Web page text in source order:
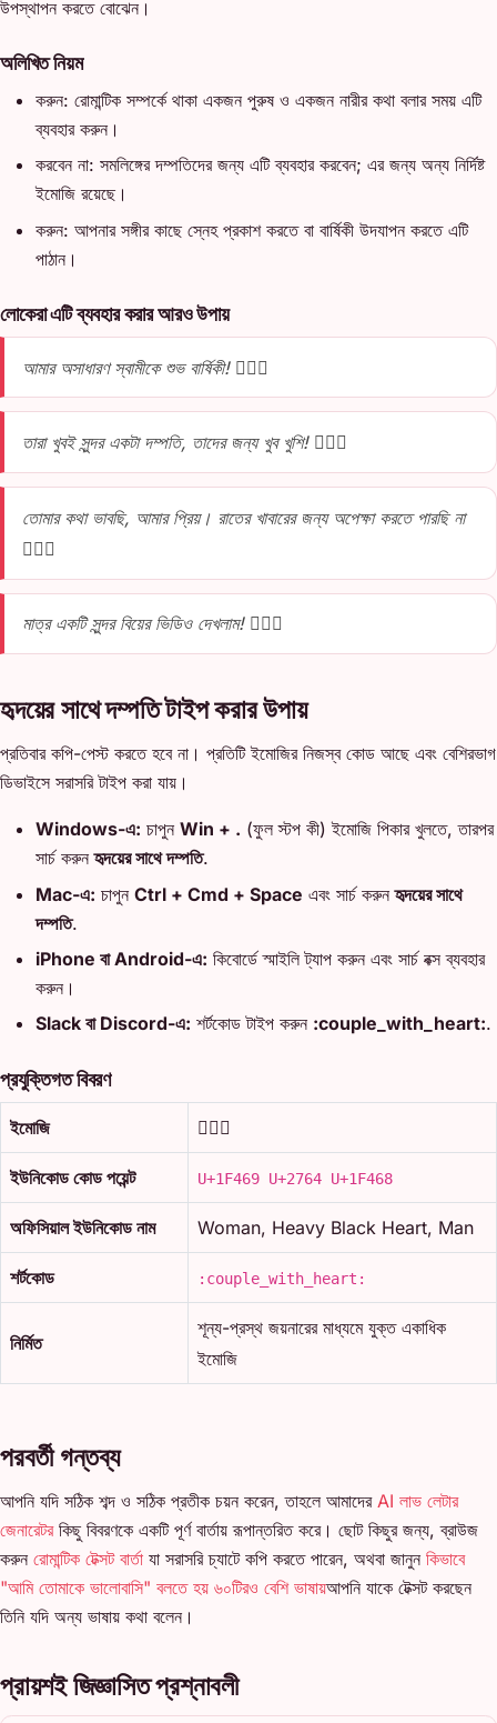
উপস্থাপন করতে বোঝেন।
অলিখিত নিয়ম
করুন: রোমান্টিক সম্পর্কে থাকা একজন পুরুষ ও একজন নারীর কথা বলার সময় এটি
ব্যবহার করুন।
করবেন না: সমলিঙ্গের দম্পতিদের জন্য এটি ব্যবহার করবেন; এর জন্য অন্য নির্দিষ্ট
ইমোজি রয়েছে।
করুন: আপনার সঙ্গীর কাছে স্নেহ প্রকাশ করতে বা বার্ষিকী উদযাপন করতে এটি
পাঠান।
লোকেরা এটি ব্যবহার করার আরও উপায়
আমার অসাধারণ স্বামীকে শুভ বার্ষিকী! 👩‍❤️‍👨
তারা খুবই সুন্দর একটা দম্পতি, তাদের জন্য খুব খুশি! 👩‍❤️‍👨
তোমার কথা ভাবছি, আমার প্রিয়। রাতের খাবারের জন্য অপেক্ষা করতে পারছি না
👩‍❤️‍👨
মাত্র একটি সুন্দর বিয়ের ভিডিও দেখলাম! 👩‍❤️‍👨
হৃদয়ের সাথে দম্পতি টাইপ করার উপায়
প্রতিবার কপি-পেস্ট করতে হবে না। প্রতিটি ইমোজির নিজস্ব কোড আছে এবং বেশিরভাগ
ডিভাইসে সরাসরি টাইপ করা যায়।
Windows-এ: চাপুন Win + . (ফুল স্টপ কী) ইমোজি পিকার খুলতে, তারপর
সার্চ করুনহৃদয়ের সাথে দম্পতি.
Mac-এ: চাপুন Ctrl + Cmd + Space এবং সার্চ করুনহৃদয়ের সাথে
দম্পতি.
iPhone বা Android-এ: কিবোর্ডে স্মাইলি ট্যাপ করুন এবং সার্চ বক্স ব্যবহার
করুন।
Slack বা Discord-এ: শর্টকোড টাইপ করুন :couple_with_heart:.
প্রযুক্তিগত বিবরণ
ইমোজি 👩‍❤️‍👨
ইউনিকোড কোড পয়েন্ট U+1F469 U+2764 U+1F468
অফিসিয়াল ইউনিকোড নাম Woman, Heavy Black Heart, Man
শর্টকোড :couple_with_heart:
নির্মিত
শূন্য-প্রস্থ জয়নারের মাধ্যমে যুক্ত একাধিক
ইমোজি
পরবর্তী গন্তব্য
আপনি যদি সঠিক শব্দ ও সঠিক প্রতীক চয়ন করেন, তাহলে আমাদের AI লাভ লেটার
জেনারেটরকিছু বিবরণকে একটি পূর্ণ বার্তায় রূপান্তরিত করে। ছোট কিছুর জন্য, ব্রাউজ
করুন রোমান্টিক টেক্সট বার্তা যা সরাসরি চ্যাটে কপি করতে পারেন, অথবা জানুন কিভাবে
"আমি তোমাকে ভালোবাসি" বলতে হয় ৬০টিরও বেশি ভাষায়আপনি যাকে টেক্সট করছেন
তিনি যদি অন্য ভাষায় কথা বলেন।
প্রায়শই জিজ্ঞাসিত প্রশ্নাবলী